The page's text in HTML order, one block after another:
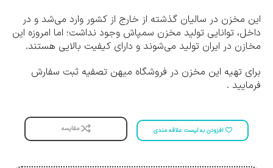
این مخزن در سالیان گذشته از خارج از کشور وارد می‌شد و در
داخل، توانایی تولید مخزن سمپاش وجود نداشت؛ اما امروزه این
مخازن در ایران تولید می‌شوند و دارای کیفیت بالایی هستند.
برای تهیه این مخزن در فروشگاه میهن تصفیه ثبت سفارش
فرمایید .
افزودن به لیست علاقه مندی مقایسه